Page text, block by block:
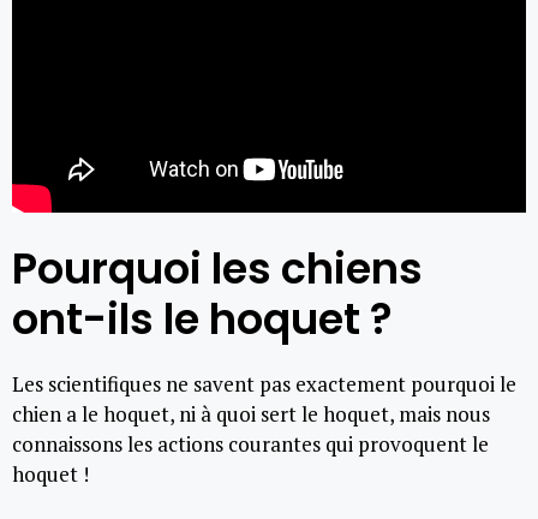
Pourquoi les chiens
ont-ils le hoquet ?
Les scientifiques ne savent pas exactement pourquoi le
chien a le hoquet, ni à quoi sert le hoquet, mais nous
connaissons les actions courantes qui provoquent le
hoquet !